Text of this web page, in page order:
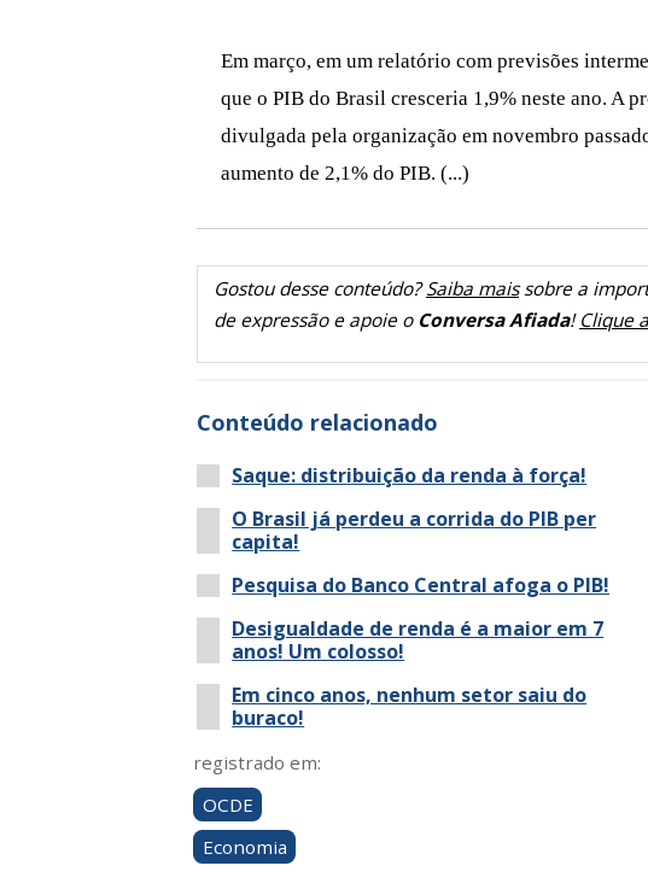
Em março, em um relatório com previsões
que o PIB do Brasil cresceria 1,9% neste ano. A
divulgada pela organização em novembro
aumento de 2,1% do PIB. (...)
Gostou desse conteúdo?Saiba maissobre a
de expressão e apoie o Conversa Afiada!Clique
Conteúdo relacionado
Saque: distribuição da renda à força!
O Brasil já perdeu a corrida do PIB per
capita!
Pesquisa do Banco Central afoga o PIB!
Desigualdade de renda é a maior em 7
anos! Um colosso!
Em cinco anos, nenhum setor saiu do
buraco!
registrado em:
OCDE
Economia